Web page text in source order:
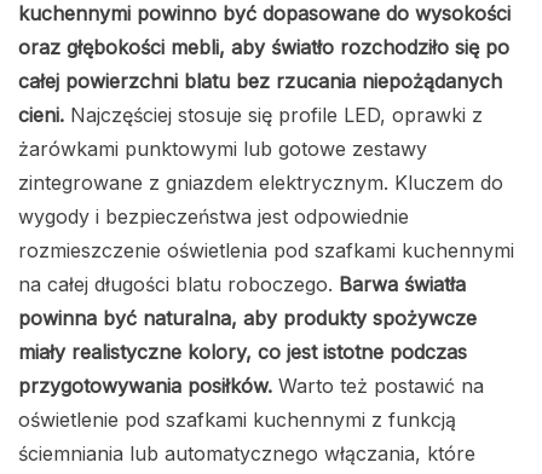
kuchennymi powinno być dopasowane do wysokości
oraz głębokości mebli, aby światło rozchodziło się po
całej powierzchni blatu bez rzucania niepożądanych
cieni. Najczęściej stosuje się profile LED, oprawki z
żarówkami punktowymi lub gotowe zestawy
zintegrowane z gniazdem elektrycznym. Kluczem do
wygody i bezpieczeństwa jest odpowiednie
rozmieszczenie oświetlenia pod szafkami kuchennymi
na całej długości blatu roboczego. Barwa światła
powinna być naturalna, aby produkty spożywcze
miały realistyczne kolory, co jest istotne podczas
przygotowywania posiłków. Warto też postawić na
oświetlenie pod szafkami kuchennymi z funkcją
ściemniania lub automatycznego włączania, które